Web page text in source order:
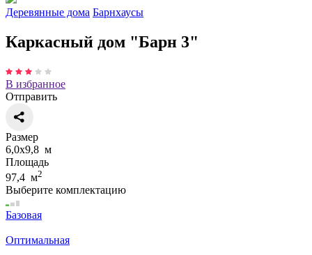
Деревянные дома Барнхаусы
Каркасный дом "Барн 3"
В избранное
Отправить
Размер
6,0х9,8 м
Площадь
97,4 м2
Выберите комплектацию
Базовая
Оптимальная